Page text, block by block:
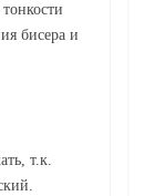
бисера и
т.к.